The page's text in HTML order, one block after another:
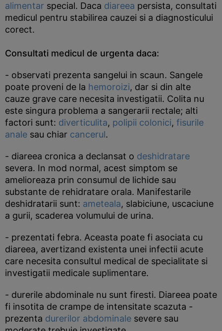
alimentar special. Daca diareea persista, consultati
medicul pentru stabilirea cauzei si a diagnosticului
corect.
Consultati medicul de urgenta daca:
- observati prezenta sangelui in scaun. Sangele
poate proveni de la hemoroizi, dar si din alte
cauze grave care necesita investigatii. Colita nu
este singura problema a sangerarii rectale; alti
factori sunt: diverticulita, polipii colonici, fisurile
anale sau chiar cancerul.
- diareea cronica a declansat o deshidratare
severa. In mod normal, acest simptom se
amelioreaza prin consumul de lichide sau
substante de rehidratare orala. Manifestarile
deshidratarii sunt: ameteala, slabiciune, uscaciune
a gurii, scaderea volumului de urina.
- prezentati febra. Aceasta poate fi asociata cu
diareea, avertizand existenta unei infectii acute
care necesita consultul medical de specialitate si
investigatii medicale suplimentare.
- durerile abdominale nu sunt firesti. Diareea poate
fi insotita de crampe de intensitate scazuta -
prezenta durerilor abdominale severe sau